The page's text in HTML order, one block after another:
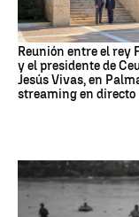
Reunión entre el rey
y el presidente de
Jesús Vivas, en
streaming en directo